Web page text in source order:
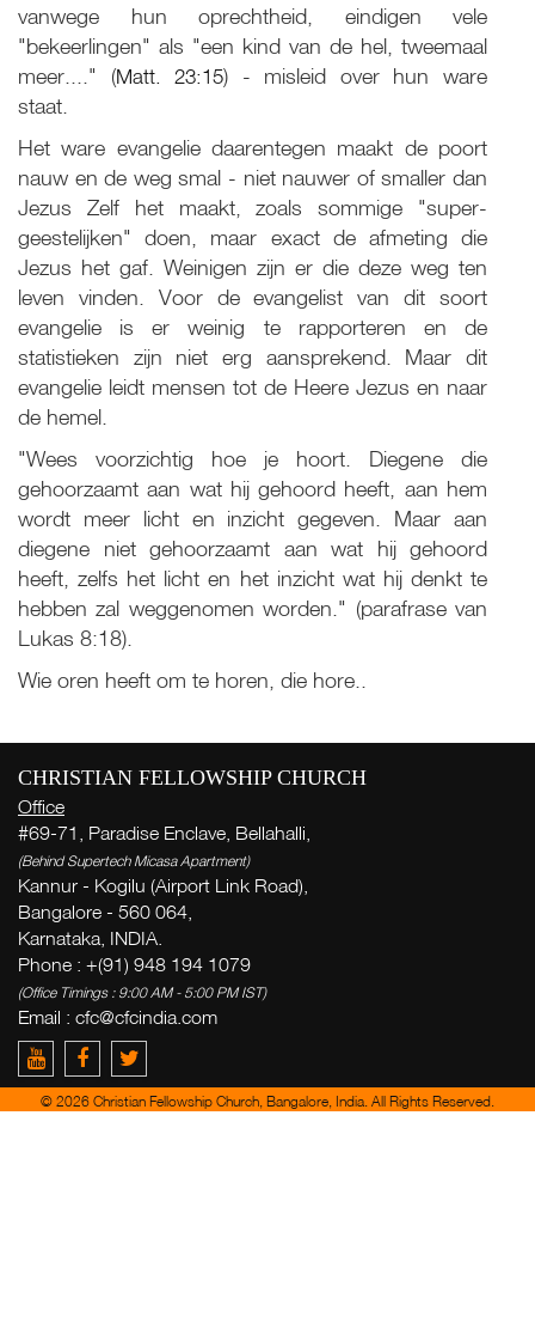
vanwege hun oprechtheid, eindigen vele
"bekeerlingen" als "een kind van de hel, tweemaal
meer...." (Matt. 23:15) - misleid over hun ware
staat.
Het ware evangelie daarentegen maakt de poort
nauw en de weg smal - niet nauwer of smaller dan
Jezus Zelf het maakt, zoals sommige "super-
geestelijken" doen, maar exact de afmeting die
Jezus het gaf. Weinigen zijn er die deze weg ten
leven vinden. Voor de evangelist van dit soort
evangelie is er weinig te rapporteren en de
statistieken zijn niet erg aansprekend. Maar dit
evangelie leidt mensen tot de Heere Jezus en naar
de hemel.
"Wees voorzichtig hoe je hoort. Diegene die
gehoorzaamt aan wat hij gehoord heeft, aan hem
wordt meer licht en inzicht gegeven. Maar aan
diegene niet gehoorzaamt aan wat hij gehoord
heeft, zelfs het licht en het inzicht wat hij denkt te
hebben zal weggenomen worden." (parafrase van
Lukas 8:18).
Wie oren heeft om te horen, die hore..
Live
CHRISTIAN FELLOWSHIP CHURCH
Office
#69-71, Paradise Enclave, Bellahalli,
(Behind Supertech Micasa Apartment)
Kannur - Kogilu (Airport Link Road),
Bangalore - 560 064,
Karnataka, INDIA.
Phone : +(91) 948 194 1079
(Office Timings : 9:00 AM - 5:00 PM IST)
Email : cfc@cfcindia.com
© 2026 Christian Fellowship Church, Bangalore, India. All Rights Reserved.